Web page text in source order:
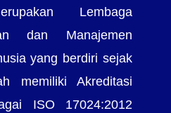
Lembaga
dan Manajemen
yang berdiri sejak
memiliki Akreditasi
ISO 17024:2012